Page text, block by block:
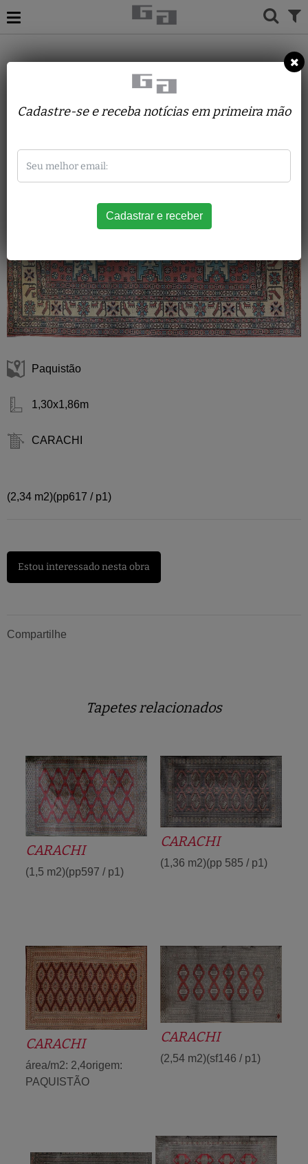
CARACHI
Paquistão
1,30x1,86m
CARACHI
(2,34 m2)(pp617 / p1)
Estou interessado nesta obra
Compartilhe
Tapetes relacionados
CARACHI
(1,5 m2)(pp597 / p1)
CARACHI
(1,36 m2)(pp 585 / p1)
CARACHI
área/m2: 2,4origem:
PAQUISTÃO
CARACHI
(2,54 m2)(sf146 / p1)
Cadastre-se e receba notícias em primeira mão